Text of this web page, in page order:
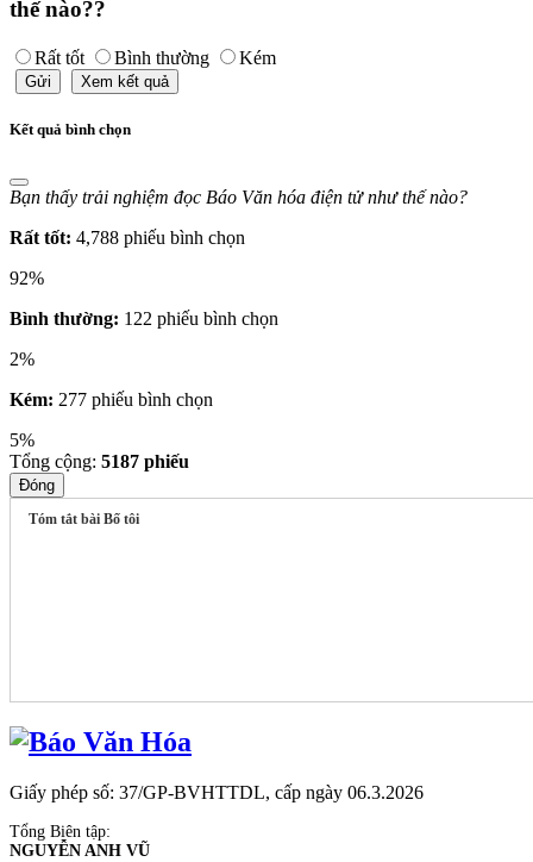
thế nào??
Rất tốt Bình thường Kém
Gửi Xem kết quả
Kết quả bình chọn
Bạn thấy trải nghiệm đọc Báo Văn hóa điện tử như thế nào?
Rất tốt: 4,788 phiếu bình chọn
92%
Bình thường: 122 phiếu bình chọn
2%
Kém: 277 phiếu bình chọn
5%
Tổng cộng: 5187 phiếu
Đóng
Tóm tắt bài Bố tôi
Giấy phép số: 37/GP-BVHTTDL, cấp ngày 06.3.2026
Tổng Biên tập:
NGUYỄN ANH VŨ